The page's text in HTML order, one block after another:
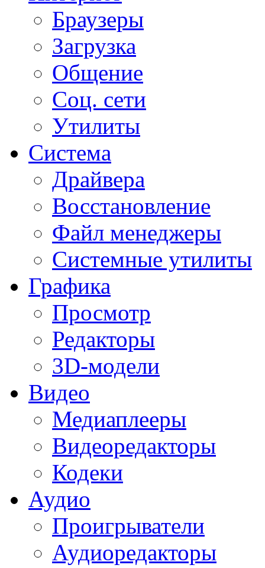
Браузеры
Загрузка
Общение
Соц. сети
Утилиты
Система
Драйвера
Восстановление
Файл менеджеры
Системные утилиты
Графика
Просмотр
Редакторы
3D-модели
Видео
Медиаплееры
Видеоредакторы
Кодеки
Аудио
Проигрыватели
Аудиоредакторы